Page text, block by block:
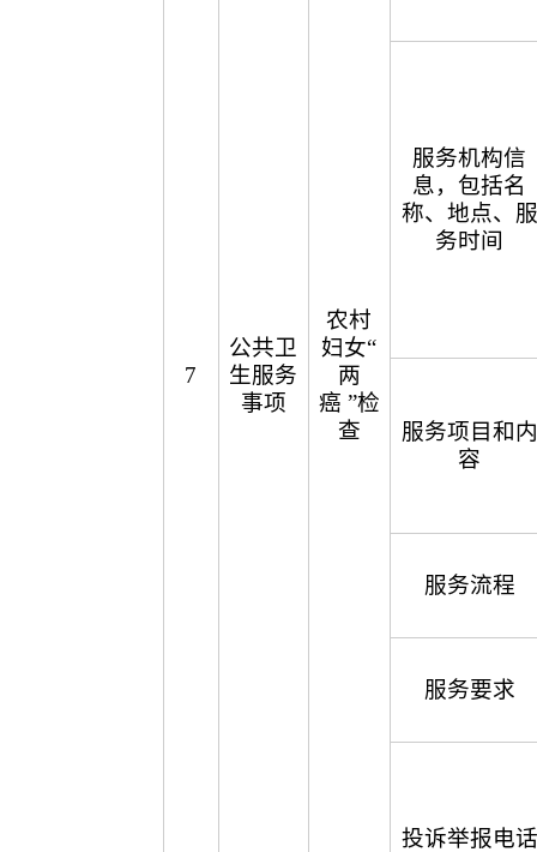
7
公共卫
生服务
事项
农村
妇女“
两
癌 ”检
查
服务机构信
息，包括名
称、地点、服
务时间
服务项目和内
容
服务流程
服务要求
投诉举报电话